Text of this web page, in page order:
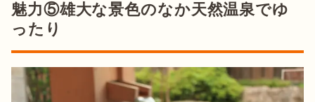
魅力⑤雄大な景色のなか天然温泉でゆ
ったり